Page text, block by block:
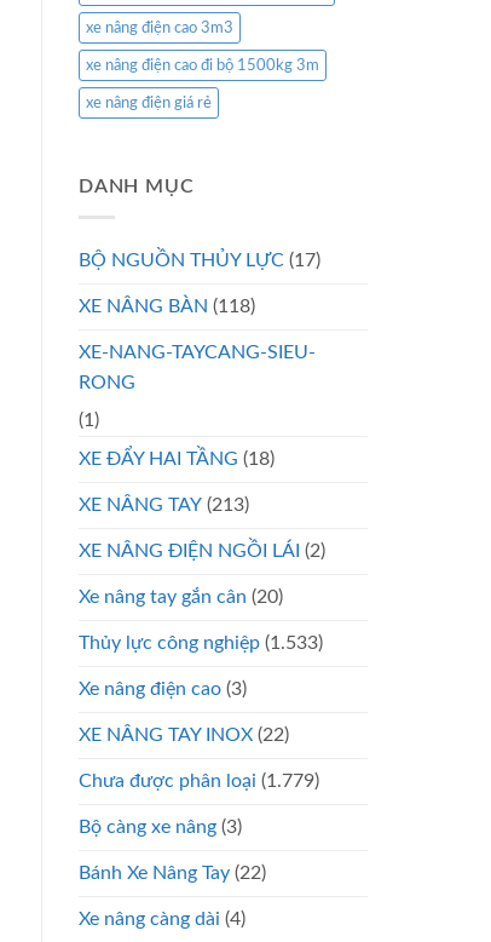
xe nâng điện cao 3m3
xe nâng điện cao đi bộ 1500kg 3m
xe nâng điện giá rẻ
DANH MỤC
BỘ NGUỒN THỦY LỰC (17)
XE NÂNG BÀN (118)
XE-NANG-TAYCANG-SIEU-
RONG
(1)
XE ĐẨY HAI TẦNG (18)
XE NÂNG TAY (213)
XE NÂNG ĐIỆN NGỒI LÁI (2)
Xe nâng tay gắn cân (20)
Thủy lực công nghiệp (1.533)
Xe nâng điện cao (3)
XE NÂNG TAY INOX (22)
Chưa được phân loại (1.779)
Bộ càng xe nâng (3)
Bánh Xe Nâng Tay (22)
Xe nâng càng dài (4)